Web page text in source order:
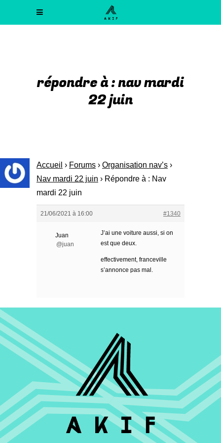
répondre à : nav mardi
22 juin
Accueil › Forums › Organisation nav’s ›
Nav mardi 22 juin › Répondre à : Nav
mardi 22 juin
21/06/2021 à 16:00 #1340
Juan
@juan
J’ai une voiture aussi, si on
est que deux.
effectivement, franceville
s’annonce pas mal.